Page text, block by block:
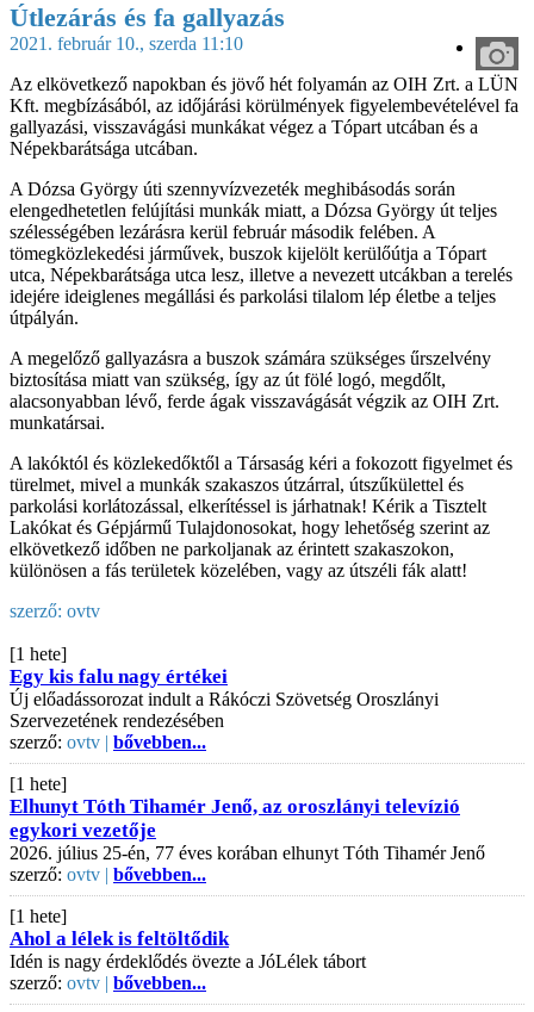
Útlezárás és fa gallyazás
2021. február 10., szerda 11:10
Az elkövetkező napokban és jövő hét folyamán az OIH Zrt. a LÜN
Kft. megbízásából, az időjárási körülmények figyelembevételével fa
gallyazási, visszavágási munkákat végez a Tópart utcában és a
Népekbarátsága utcában.
A Dózsa György úti szennyvízvezeték meghibásodás során
elengedhetetlen felújítási munkák miatt, a Dózsa György út teljes
szélességében lezárásra kerül február második felében. A
tömegközlekedési járművek, buszok kijelölt kerülőútja a Tópart
utca, Népekbarátsága utca lesz, illetve a nevezett utcákban a terelés
idejére ideiglenes megállási és parkolási tilalom lép életbe a teljes
útpályán.
A megelőző gallyazásra a buszok számára szükséges űrszelvény
biztosítása miatt van szükség, így az út fölé logó, megdőlt,
alacsonyabban lévő, ferde ágak visszavágását végzik az OIH Zrt.
munkatársai.
A lakóktól és közlekedőktől a Társaság kéri a fokozott figyelmet és
türelmet, mivel a munkák szakaszos útzárral, útszűkülettel és
parkolási korlátozással, elkerítéssel is járhatnak! Kérik a Tisztelt
Lakókat és Gépjármű Tulajdonosokat, hogy lehetőség szerint az
elkövetkező időben ne parkoljanak az érintett szakaszokon,
különösen a fás területek közelében, vagy az útszéli fák alatt!
szerző: ovtv
[1 hete]
Egy kis falu nagy értékei
Új előadássorozat indult a Rákóczi Szövetség Oroszlányi
Szervezetének rendezésében
szerző: ovtv | bővebben...
[1 hete]
Elhunyt Tóth Tihamér Jenő, az oroszlányi televízió
egykori vezetője
2026. július 25-én, 77 éves korában elhunyt Tóth Tihamér Jenő
szerző: ovtv | bővebben...
[1 hete]
Ahol a lélek is feltöltődik
Idén is nagy érdeklődés övezte a JóLélek tábort
szerző: ovtv | bővebben...